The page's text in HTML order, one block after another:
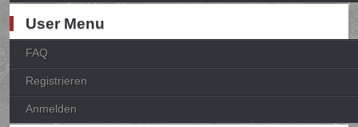
User Menu
FAQ
Registrieren
Anmelden